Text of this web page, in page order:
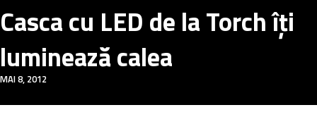
Casca cu LED de la Torch îți
luminează calea
MAI 8, 2012